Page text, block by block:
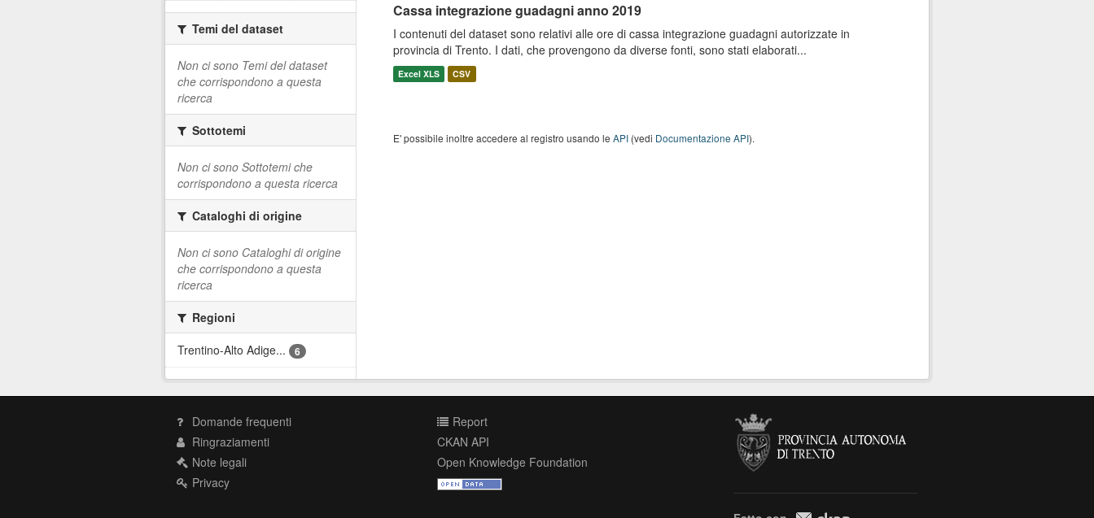
Temi del dataset
Non ci sono Temi del dataset
che corrispondono a questa
ricerca
Sottotemi
Non ci sono Sottotemi che
corrispondono a questa ricerca
Cataloghi di origine
Non ci sono Cataloghi di origine
che corrispondono a questa
ricerca
Regioni
Trentino-Alto Adige...
6
Cassa integrazione guadagni anno 2019
I contenuti del dataset sono relativi alle ore di cassa integrazione guadagni autorizzate in
provincia di Trento. I dati, che provengono da diverse fonti, sono stati elaborati...
Excel XLS CSV
E' possibile inoltre accedere al registro usando le API(vedi Documentazione API).
Domande frequenti
Ringraziamenti
Note legali
Privacy
Report
CKAN API
Open Knowledge Foundation